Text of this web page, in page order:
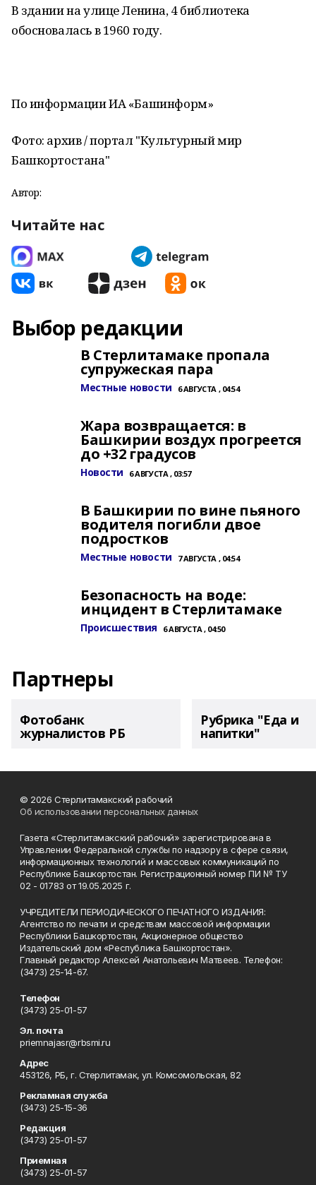
В здании на улице Ленина, 4 библиотека
обосновалась в 1960 году.
По информации ИА «Башинформ»
Фото: архив / портал "Культурный мир
Башкортостана"
Автор:
Читайте нас
Выбор редакции
В Стерлитамаке пропала
супружеская пара
Местные новости 6 АВГУСТА , 04:54
Жара возвращается: в
Башкирии воздух прогреется
до +32 градусов
Новости 6 АВГУСТА , 03:57
В Башкирии по вине пьяного
водителя погибли двое
подростков
Местные новости 7 АВГУСТА , 04:54
Безопасность на воде:
инцидент в Стерлитамаке
Происшествия 6 АВГУСТА , 04:50
Партнеры
Фотобанк
журналистов РБ
Рубрика "Еда и
напитки"
© 2026 Стерлитамакский рабочий
Об использовании персональных данных
Газета «Стерлитамакский рабочий» зарегистрирована в
Управлении Федеральной службы по надзору в сфере связи,
информационных технологий и массовых коммуникаций по
Республике Башкортостан. Регистрационный номер ПИ № ТУ
02 - 01783 от 19.05.2025 г.
УЧРЕДИТЕЛИ ПЕРИОДИЧЕСКОГО ПЕЧАТНОГО ИЗДАНИЯ:
Агентство по печати и средствам массовой информации
Республики Башкортостан, Акционерное общество
Издательский дом «Республика Башкортостан».
Главный редактор Алексей Анатольевич Матвеев. Телефон:
(3473) 25-14-67.
Телефон
(3473) 25-01-57
Эл. почта
priemnajasr@rbsmi.ru
Адрес
453126, РБ, г. Стерлитамак, ул. Комсомольская, 82
Рекламная служба
(3473) 25-15-36
Редакция
(3473) 25-01-57
Приемная
(3473) 25-01-57